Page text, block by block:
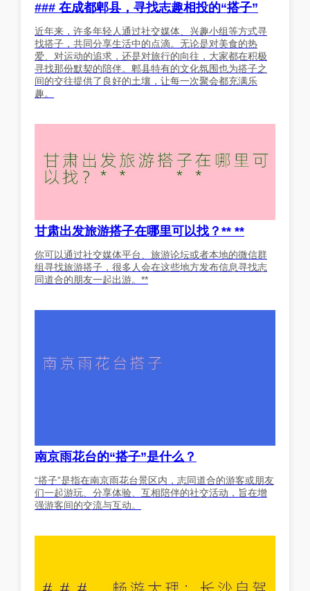
### 在成都郫县，寻找志趣相投的“搭子”
近年来，许多年轻人通过社交媒体、兴趣小组等方式寻
找搭子，共同分享生活中的点滴。无论是对美食的热
爱、对运动的追求，还是对旅行的向往，大家都在积极
寻找那份默契的陪伴。郫县特有的文化氛围也为搭子之
间的交往提供了良好的土壤，让每一次聚会都充满乐
趣。
甘肃出发旅游搭子在哪里可以找？** **
你可以通过社交媒体平台、旅游论坛或者本地的微信群
组寻找旅游搭子，很多人会在这些地方发布信息寻找志
同道合的朋友一起出游。**
南京雨花台的“搭子”是什么？
“搭子”是指在南京雨花台景区内，志同道合的游客或朋友
们一起游玩、分享体验、互相陪伴的社交活动，旨在增
强游客间的交流与互动。